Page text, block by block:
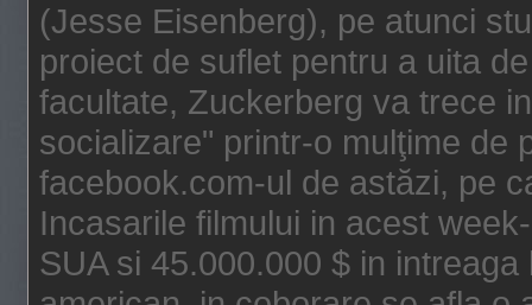
(Jesse Eisenberg), pe atunci
proiect de suflet pentru a uita
facultate, Zuckerberg va trece
socializare" printr-o mulţime de
facebook.com-ul de astăzi, pe
Incasarile filmului in acest
SUA si 45.000.000 $ in